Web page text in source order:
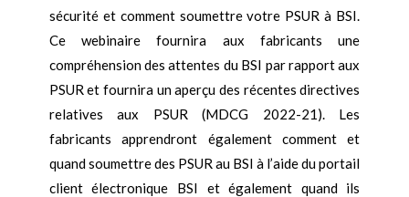
sécurité et comment soumettre votre PSUR à BSI.
Ce webinaire fournira aux fabricants une
compréhension des attentes du BSI par rapport aux
PSUR et fournira un aperçu des récentes directives
relatives aux PSUR (MDCG 2022-21). Les
fabricants apprendront également comment et
quand soumettre des PSUR au BSI à l’aide du portail
client électronique BSI et également quand ils